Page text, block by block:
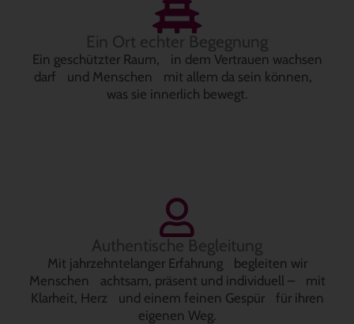
Ein Ort echter Begegnung
Ein geschützter Raum, in dem Vertrauen wachsen
darf und Menschen mit allem da sein können,
was sie innerlich bewegt.
Authentische Begleitung
Mit jahrzehntelanger Erfahrung begleiten wir
Menschen achtsam, präsent und individuell – mit
Klarheit, Herz und einem feinen Gespür für ihren
eigenen Weg.